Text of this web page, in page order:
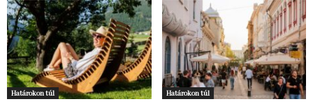
Határokon túl Határokon túl